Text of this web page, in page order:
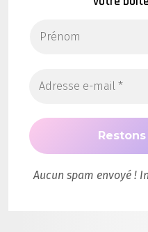
Aucun spam envoyé !